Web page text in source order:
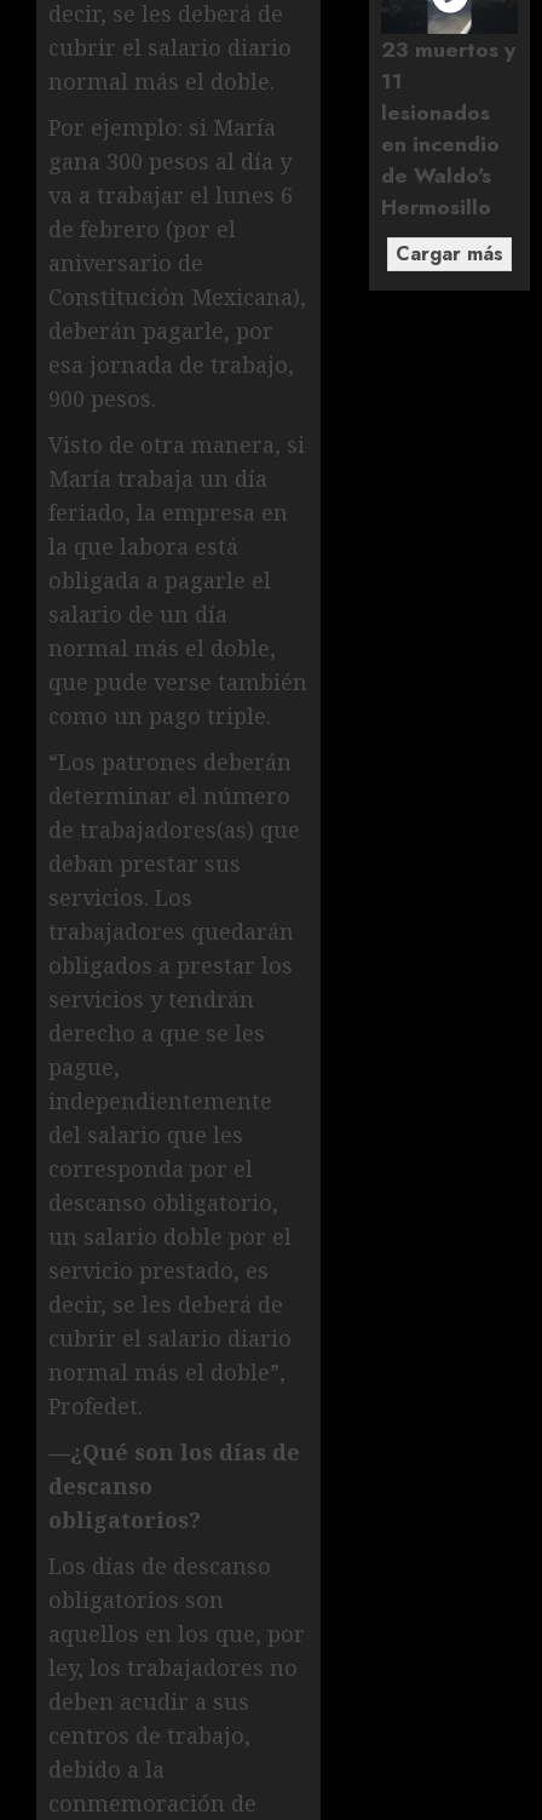
decir, se les deberá de
cubrir el salario diario
normal más el doble.
Por ejemplo: si María
gana 300 pesos al día y
va a trabajar el lunes 6
de febrero (por el
aniversario de
Constitución Mexicana),
deberán pagarle, por
esa jornada de trabajo,
900 pesos.
Visto de otra manera, si
María trabaja un día
feriado, la empresa en
la que labora está
obligada a pagarle el
salario de un día
normal más el doble,
que pude verse también
como un pago triple.
“Los patrones deberán
determinar el número
de trabajadores(as) que
deban prestar sus
servicios. Los
trabajadores quedarán
obligados a prestar los
servicios y tendrán
derecho a que se les
pague,
independientemente
del salario que les
corresponda por el
descanso obligatorio,
un salario doble por el
servicio prestado, es
decir, se les deberá de
cubrir el salario diario
normal más el doble”,
Profedet.
—¿Qué son los días de
descanso
obligatorios?
Los días de descanso
obligatorios son
aquellos en los que, por
ley, los trabajadores no
deben acudir a sus
centros de trabajo,
debido a la
conmemoración de
23 muertos y
11
lesionados
en incendio
de Waldo's
Hermosillo
Cargar más